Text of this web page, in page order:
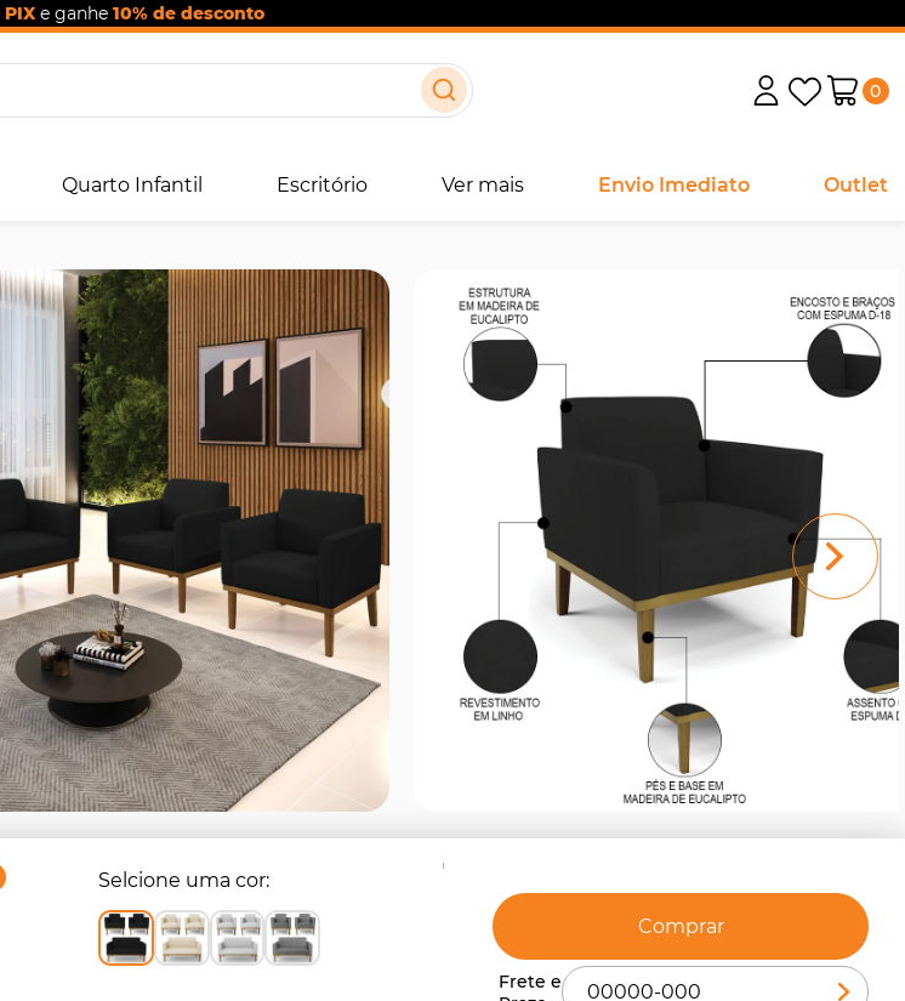
PIXe ganhe 10% de desconto
0
Quarto Infantil Escritório Ver mais Envio Imediato Outlet
Selcione uma cor
Comprar